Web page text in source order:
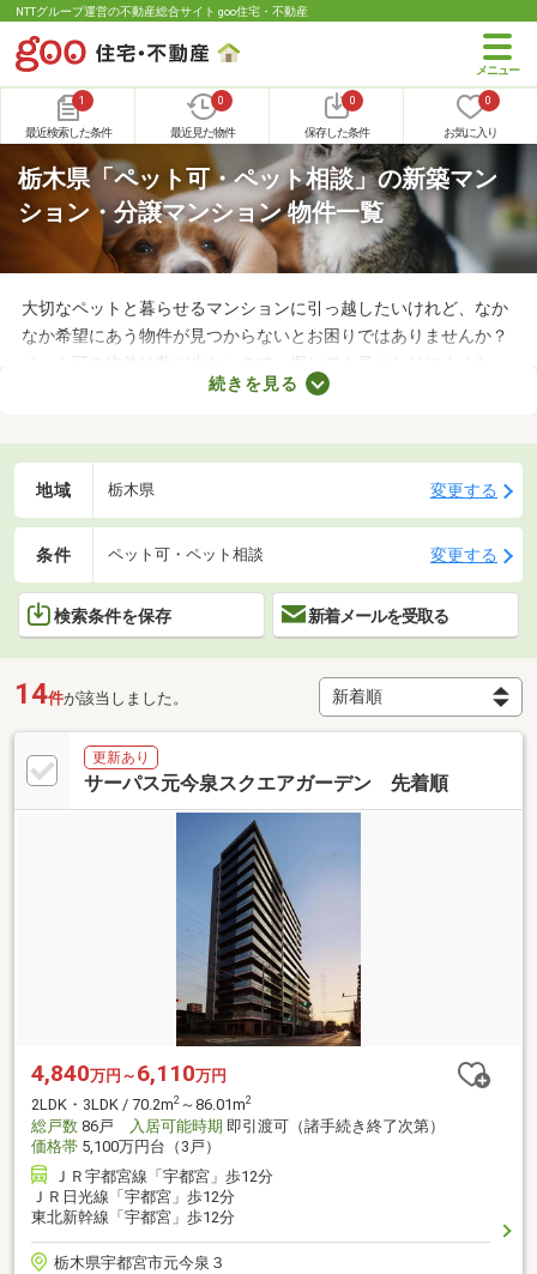
NTTグループ運営の不動産総合サイト goo住宅・不動産
1
最近検索した条件
0
最近見た物件
0
保存した条件
0
お気に入り
栃木県「ペット可・ペット相談」の新築マン
ション・分譲マンション 物件一覧
大切なペットと暮らせるマンションに引っ越したいけれど、なか
なか希望にあう物件が見つからないとお困りではありませんか？
ペット可の物件は数が少ないので、探しても見つかりにくくなっ
ています。ここでペット可・ペット相談可の新築マンションを紹
う。理想の物件に出会えれば、快適にペットと暮らせますよ。
続きを見る
地域 栃木県 変更する
条件 ペット可・ペット相談 変更する
検索条件を保存 新着メールを受取る
14件が該当しました。
更新あり
サーパス元今泉スクエアガーデン 先着順
4,840万円～ 6,110万円
2LDK・3LDK / 70.2m2 ～86.01m2
総戸数 86戸 入居可能時期 即引渡可（諸手続き終了次第）
価格帯 5,100万円台（3戸）
ＪＲ宇都宮線「宇都宮」歩12分
ＪＲ日光線「宇都宮」歩12分
東北新幹線「宇都宮」歩12分
栃木県宇都宮市元今泉３